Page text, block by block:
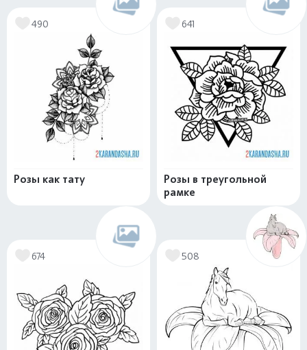
490
Розы как тату
641
Розы в треугольной
рамке
674 508